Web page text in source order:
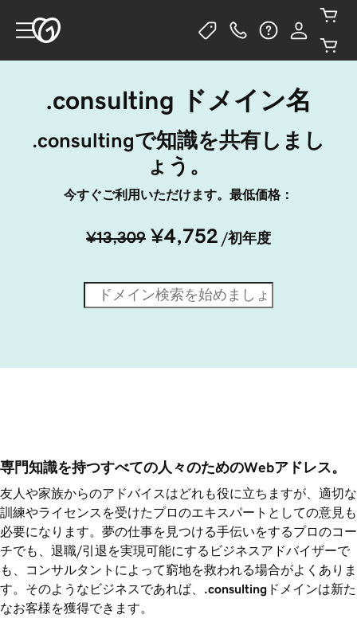
.consulting ドメイン名
.consultingで知識を共有しまし
ょう。
今すぐご利用いただけます。最低価格：
¥13,309 ¥4,752 /初年度
専門知識を持つすべての人々のためのWebアドレス。
友人や家族からのアドバイスはどれも役に立ちますが、適切な
訓練やライセンスを受けたプロのエキスパートとしての意見も
必要になります。夢の仕事を見つける手伝いをするプロのコー
チでも、退職/引退を実現可能にするビジネスアドバイザーで
も、コンサルタントによって窮地を救われる場合がよくありま
す。そのようなビジネスであれば、
.consulting ドメインは新た
なお客様を獲得できます。